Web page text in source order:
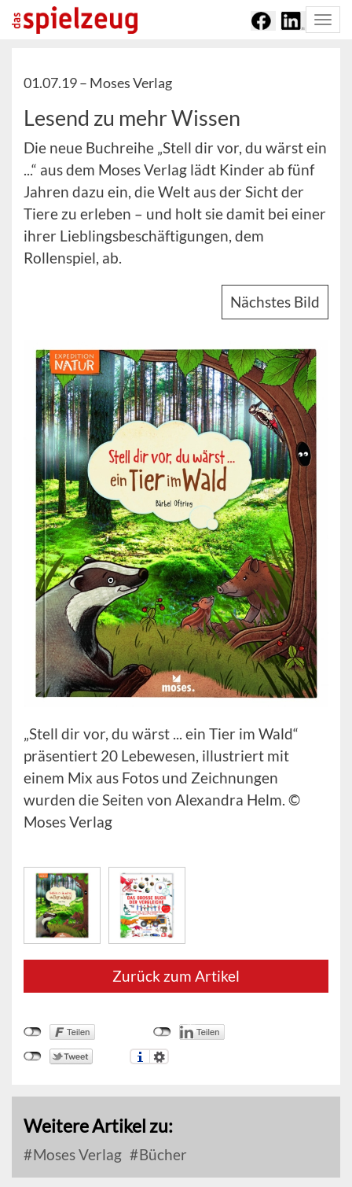
01.07.19 – Moses Verlag
Lesend zu mehr Wissen
Die neue Buchreihe „Stell dir vor, du wärst ein
...“ aus dem Moses Verlag lädt Kinder ab fünf
Jahren dazu ein, die Welt aus der Sicht der
Tiere zu erleben – und holt sie damit bei einer
ihrer Lieblingsbeschäftigungen, dem
Rollenspiel, ab.
Nächstes Bild
„Stell dir vor, du wärst ... ein Tier im Wald“
präsentiert 20 Lebewesen, illustriert mit
einem Mix aus Fotos und Zeichnungen
wurden die Seiten von Alexandra Helm. ©
Moses Verlag
Zurück zum Artikel
Weitere Artikel zu:
Moses Verlag Bücher